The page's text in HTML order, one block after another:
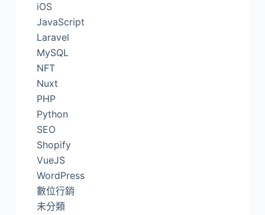
iOS
JavaScript
Laravel
MySQL
NFT
Nuxt
PHP
Python
SEO
Shopify
VueJS
WordPress
數位行銷
未分類